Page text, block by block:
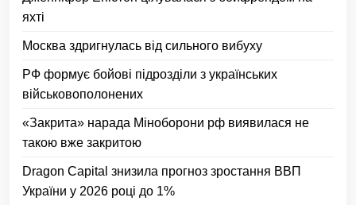
яхті
Москва здригнулась від сильного вибуху
РФ формує бойові підрозділи з українських
військовополонених
«Закрита» нарада Міноборони рф виявилася не
такою вже закритою
Dragon Capital знизила прогноз зростання ВВП
України у 2026 році до 1%